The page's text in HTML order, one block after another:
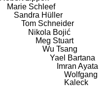
Marie Schleef
Sandra Hüller
Tom Schneider
Nikola Bojić
Meg Stuart
Wu Tsang
Yael Bartana
Imran Ayata
Wolfgang
Kaleck